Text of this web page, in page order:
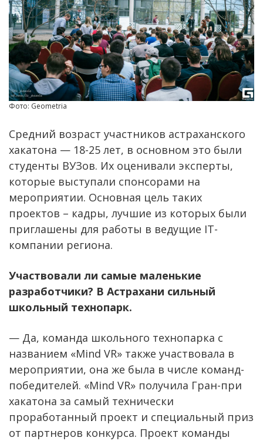
Фото: Geometria
Средний возраст участников астраханского
хакатона — 18-25 лет, в основном это были
студенты ВУЗов. Их оценивали эксперты,
которые выступали спонсорами на
мероприятии. Основная цель таких
проектов – кадры, лучшие из которых были
приглашены для работы в ведущие IT-
компании региона.
Участвовали ли самые маленькие
разработчики? В Астрахани сильный
школьный технопарк.
— Да, команда школьного технопарка с
названием «Mind VR» также участвовала в
мероприятии, она же была в числе команд-
победителей. «Mind VR» получила Гран-при
хакатона за самый технически
проработанный проект и специальный приз
от партнеров конкурса. Проект команды